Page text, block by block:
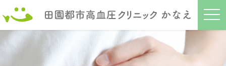
t
o